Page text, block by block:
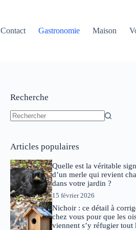
Contact Gastronomie Maison
Recherche
Articles populaires
Quelle est la véritable
d’un merle qui revient
dans votre jardin ?
15 février 2026
Nichoir : ce détail à
chez vous pour que les
viennent s’y réfugier tout